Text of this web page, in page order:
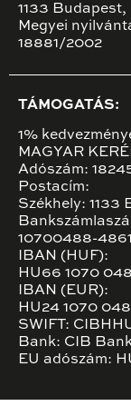
1133
Megyei
18881/2002
TÁMOGATÁS:
1%
MAGYAR
Adószám:
Postacím:
Székhely: 1133
10700488-
IBAN (HUF):
HU66 1070
IBAN (EUR):
HU24 1070
SWIFT:
Bank: CIB
EU adószám: